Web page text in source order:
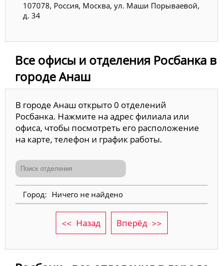
107078, Россия, Москва, ул. Маши Порываевой,
д. 34
Все офисы и отделения Росбанка в
городе Анаш
В городе Анаш открыто 0 отделений
Росбанка. Нажмите на адрес филиала или
офиса, чтобы посмотреть его расположение
на карте, телефон и график работы.
Ничего не найдено
Назад Вперёд